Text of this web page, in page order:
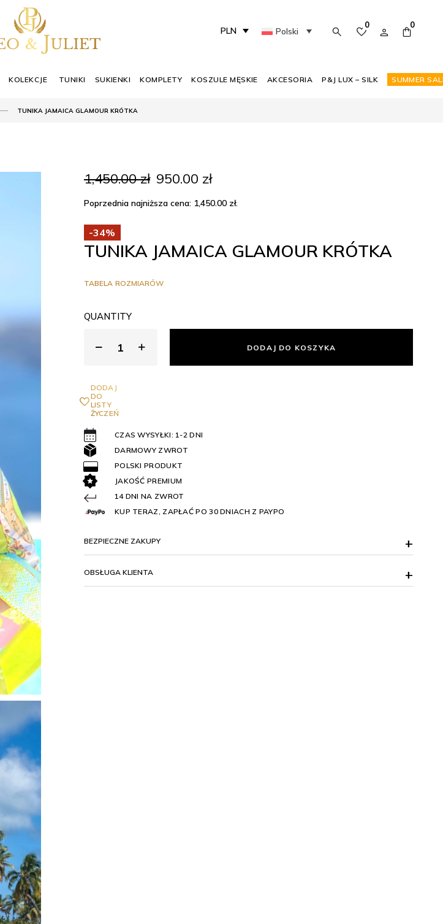
PLN Polski
0 0
KOLEKCJE TUNIKI SUKIENKI KOMPLETY KOSZULE MĘSKIE AKCESORIA P&J LUX – SILK SUMMER
TUNIKA JAMAICA GLAMOUR KRÓTKA
1,450.00zł Pierwotna
cena
wynosiła:
1,450.00 zł.
950.00 złAktualna
cena
wynosi:
950.00 zł.
Poprzednia najniższa cena: 1,450.00 zł.
-34%
TUNIKA JAMAICA GLAMOUR KRÓTKA
TABELA ROZMIARÓW
QUANTITY
DODAJ DO KOSZYKA
DODAJ
DO
LISTY
ŻYCZEŃ
CZAS WYSYŁKI: 1-2 DNI
DARMOWY ZWROT
POLSKI PRODUKT
JAKOŚĆ PREMIUM
14 DNI NA ZWROT
KUP TERAZ, ZAPŁAĆ PO 30 DNIACH Z PAYPO
BEZPIECZNE ZAKUPY
OBSŁUGA KLIENTA